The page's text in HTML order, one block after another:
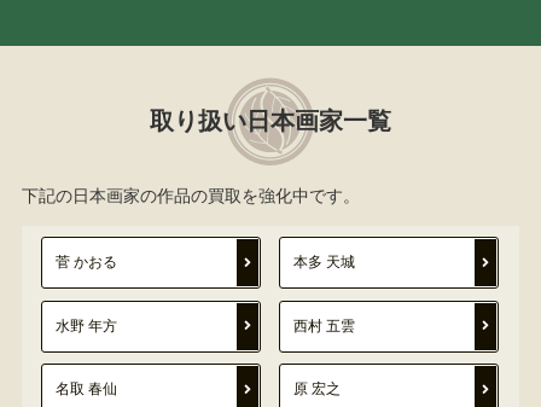
取り扱い日本画家一覧
下記の日本画家の作品の買取を強化中です。
菅 かおる 本多 天城
水野 年方 西村 五雲
名取 春仙 原 宏之